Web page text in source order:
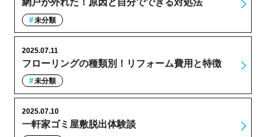
網戸が外れた！原因と自分でできる対処法
未分類
フローリングの種類別！リフォーム費用と特徴
2025.07.11
未分類
一軒家ゴミ屋敷脱出体験談
2025.07.10